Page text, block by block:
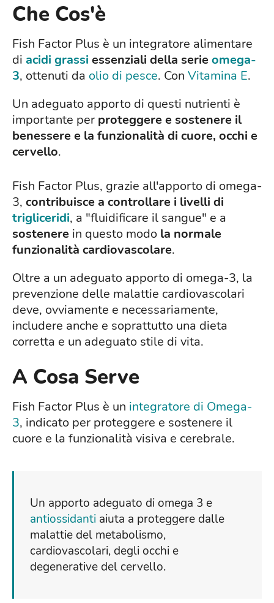
Che Cos'è
Fish Factor Plus è un integratore alimentare
di acidi grassi essenziali della serieomega-
3, ottenuti da olio di pesce. Con Vitamina E.
Un adeguato apporto di questi nutrienti è
importante per proteggere e sostenere il
benessere e la funzionalità di cuore, occhi e
cervello.
Fish Factor Plus, grazie all'apporto di omega-
3, contribuisce a controllare i livelli di
trigliceridi, a "fluidificare il sangue" e a
sostenere in questo modo la normale
funzionalità cardiovascolare.
Oltre a un adeguato apporto di omega-3, la
prevenzione delle malattie cardiovascolari
deve, ovviamente e necessariamente,
includere anche e soprattutto una dieta
corretta e un adeguato stile di vita.
A Cosa Serve
Fish Factor Plus è un integratore di Omega-
3, indicato per proteggere e sostenere il
cuore e la funzionalità visiva e cerebrale.
Un apporto adeguato di omega 3 e
antiossidanti aiuta a proteggere dalle
malattie del metabolismo,
cardiovascolari, degli occhi e
degenerative del cervello.